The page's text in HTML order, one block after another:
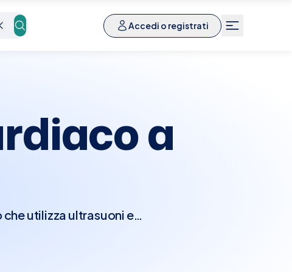
Accedi o registrati
a
utilizza ultrasuoni e